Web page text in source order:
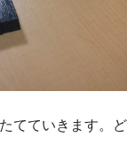
てていきます。ど